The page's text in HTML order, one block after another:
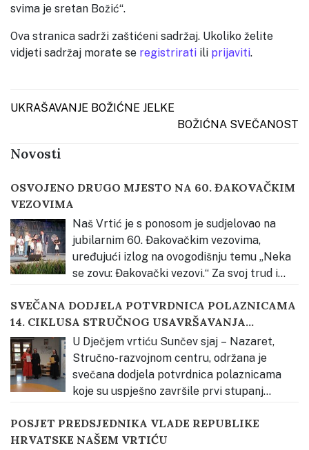
svima je sretan Božić“.
Ova stranica sadrži zaštićeni sadržaj. Ukoliko želite
vidjeti sadržaj morate se registrirati ili prijaviti.
Post navigation
UKRAŠAVANJE BOŽIĆNE JELKE
BOŽIĆNA SVEČANOST
Novosti
OSVOJENO DRUGO MJESTO NA 60. ĐAKOVAČKIM
VEZOVIMA
Naš Vrtić je s ponosom je sudjelovao na
jubilarnim 60. Đakovačkim vezovima,
uređujući izlog na ovogodišnju temu „Neka
se zovu: Đakovački vezovi.“ Za svoj trud i
obrazovnih ustanova. Priprema za izradu izloga
započela je upoznavanjem djece s bogatstvom
slavonske tradicije kroz neposredno iskustvo.…
SVEČANA DODJELA POTVRDNICA POLAZNICAMA
14. CIKLUSA STRUČNOG USAVRŠAVANJA
KATEHEZE DOBROGA PASTIRA
U Dječjem vrtiću Sunčev sjaj – Nazaret,
Stručno-razvojnom centru, održana je
svečana dodjela potvrdnica polaznicama
koje su uspješno završile prvi stupanj
Montessori pedagogije – Kateheza Dobroga Pastira.
Svečanost je otvorena glazbenim nastupom djece,
POSJET PREDSJEDNIKA VLADE REPUBLIKE
HRVATSKE NAŠEM VRTIĆU